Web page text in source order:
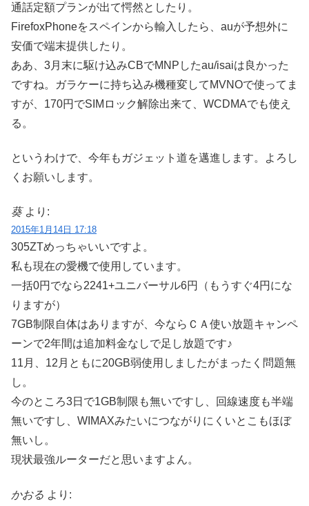
通話定額プランが出て愕然としたり。
FirefoxPhoneをスペインから輸入したら、auが予想外に
安価で端末提供したり。
ああ、3月末に駆け込みCBでMNPしたau/isaiは良かった
ですね。ガラケーに持ち込み機種変してMVNOで使ってま
すが、170円でSIMロック解除出来て、WCDMAでも使え
る。
というわけで、今年もガジェット道を邁進します。よろし
くお願いします。
葵 より:
2015年1月14日 17:18
305ZTめっちゃいいですよ。
私も現在の愛機で使用しています。
一括0円でなら2241+ユニバーサル6円（もうすぐ4円にな
りますが）
7GB制限自体はありますが、今ならＣＡ使い放題キャンペ
ーンで2年間は追加料金なしで足し放題です♪
11月、12月ともに20GB弱使用しましたがまったく問題無
し。
今のところ3日で1GB制限も無いですし、回線速度も半端
無いですし、WIMAXみたいにつながりにくいとこもほぼ
無いし。
現状最強ルーターだと思いますよん。
かおる より: